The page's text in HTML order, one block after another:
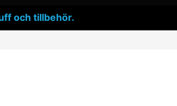
och tillbehör.